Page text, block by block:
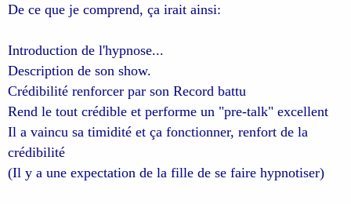
De ce que je comprend, ça irait ainsi:
Introduction de l'hypnose...
Description de son show.
Crédibilité renforcer par son Record battu
Rend le tout crédible et performe un "pre-talk" excellent
Il a vaincu sa timidité et ça fonctionner, renfort de la
crédibilité
(Il y a une expectation de la fille de se faire hypnotiser)